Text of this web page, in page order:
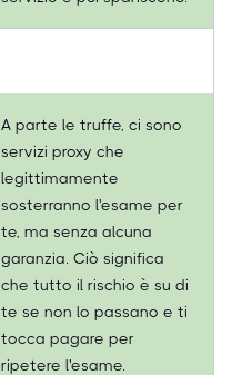
A parte le truffe, ci sono
servizi proxy che
legittimamente
sosterranno l'esame per
te, ma senza alcuna
garanzia. Ciò significa
che tutto il rischio è su di
te se non lo passano e ti
tocca pagare per
ripetere l'esame.